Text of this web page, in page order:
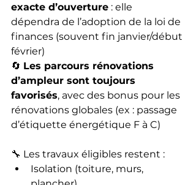
exacte d’ouverture : elle
dépendra de l’adoption de la loi de
finances (souvent fin janvier/début
février)
🔄 Les parcours rénovations
d’ampleur sont toujours
favorisés, avec des bonus pour les
rénovations globales (ex : passage
d’étiquette énergétique F à C)
🔧 Les travaux éligibles restent :
Isolation (toiture, murs,